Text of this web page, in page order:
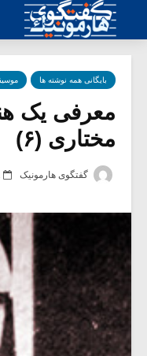
بایگانی همه نوشته ها
معرفی یک
مختاری‌ (۶)
گفتگوی هارمونیک